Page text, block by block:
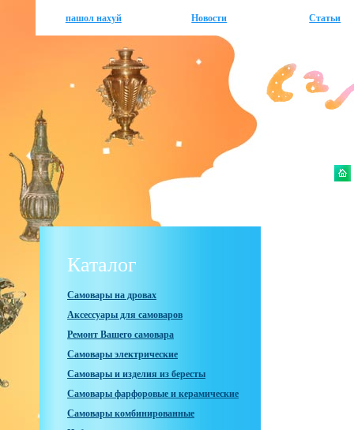
пашол нахуй Новости Статьи
Каталог
Самовары на дровах
Аксессуары для самоваров
Ремонт Вашего самовара
Самовары электрические
Самовары и изделия из бересты
Самовары фарфоровые и керамические
Самовары комбинированные